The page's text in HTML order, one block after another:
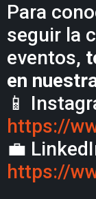
Para
seguir la
eventos,
en
📱
https://
💼
https://